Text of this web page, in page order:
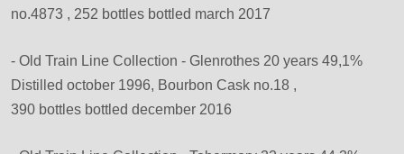
no.4873 , 252 bottles bottled march 2017
- Old Train Line Collection - Glenrothes 20 years 49,1%
Distilled october 1996, Bourbon Cask no.18 ,
390 bottles bottled december 2016